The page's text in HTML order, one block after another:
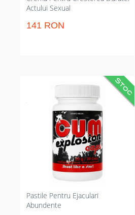
Actului Sexual
141 RON
Pastile Pentru Ejaculari
Abundente
Adaos pentru bărbați care crește
volumul ejaculărilor și
îmbunătățește gustul spermei.
Intensifică volumul ejaculator și
ameliorează gustul spermei.
Administrare clară: 3 capsule pe zi
pentru efect predictibil și
constant în timp util pentru tine.